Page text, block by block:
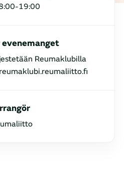
19:00
Reumaklubilla